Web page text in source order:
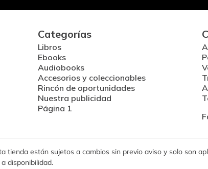
Categorías
Libros
Ebooks
Audiobooks
Accesorios y coleccionables
Rincón de oportunidades
Nuestra publicidad
Página 1
tienda están sujetos a cambios sin previo aviso y solo son
disponibilidad.